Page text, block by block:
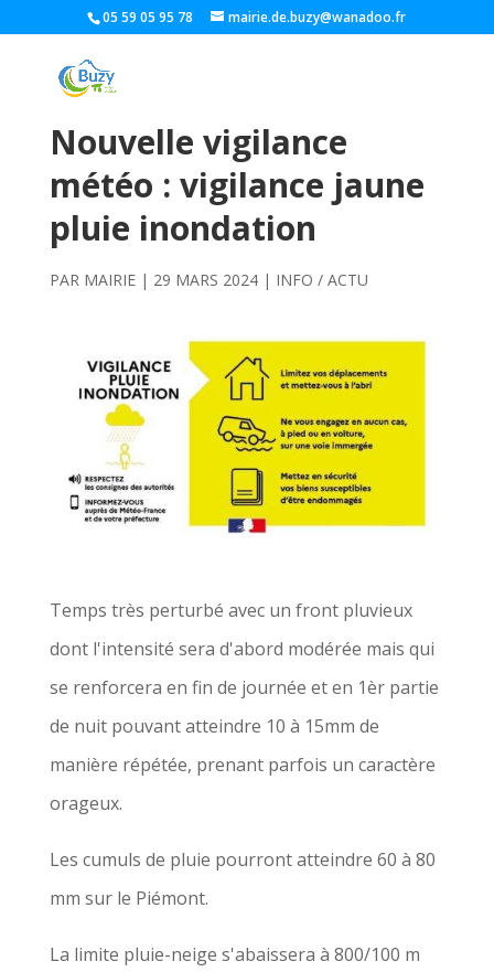
05 59 05 95 78 mairie.de.buzy@wanadoo.fr
Nouvelle vigilance
météo : vigilance jaune
pluie inondation
PAR MAIRIE| 29 MARS 2024| INFO / ACTU
Temps très perturbé avec un front pluvieux
dont l'intensité sera d'abord modérée mais qui
se renforcera en fin de journée et en 1èr partie
de nuit pouvant atteindre 10 à 15mm de
manière répétée, prenant parfois un caractère
orageux.
Les cumuls de pluie pourront atteindre 60 à 80
mm sur le Piémont.
La limite pluie-neige s'abaissera à 800/100 m